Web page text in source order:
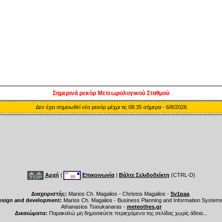
Σημερινά ρεκόρ Μετεωρολογικού Σταθμού
Δεν έχει σημειωθεί νέο ρεκόρ μέχρι τις 08:35 σήμερα - 6/8/2026
Αρχή | Επικοινωνία | Βάλτε Σελιδοδείκτη (CTRL-D)
Διαχειριστής: Marios Ch. Magalios - Christos Magalios - Sv1paa
and development: Marios Ch. Magalios - Business Planning and Information
Athanasios Tsioukanaras - meteothes.gr
Δικαιώματα: Παρακαλώ μη δημοσιεύετε περιεχόμενα της σελίδας χωρίς άδεια...